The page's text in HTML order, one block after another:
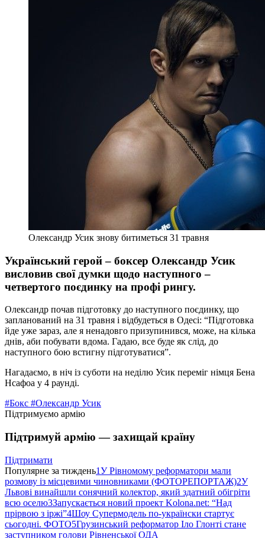
Олександр Усик знову битиметься 31 травня
Український герой – боксер Олександр Усик
висловив свої думки щодо наступного –
четвертого поєдинку на профі рингу.
Олександр почав підготовку до наступного поєдинку, що
запланований на 31 травня і відбудеться в Одесі: “Підготовка
йде уже зараз, але я ненадовго призупинився, може, на кілька
днів, аби побувати вдома. Гадаю, все буде як слід, до
наступного бою встигну підготуватися”.
Нагадаємо, в ніч із суботи на неділю Усик переміг німця Бена
Нсафоа у 4 раунді.
#Бокс #Олександр Усик
Підтримуємо армію
Підтримуй армію — захищай країну
Підтримати
Популярне за тиждень1У Рівномому реформатори мали
розмову із місцевими чиновниками (ФОТОРЕПОРТАЖ)2У
Львові винайшли сонячний колектор, який здатний обігріти
всю оселю3Запускається новий проект Kolona.net: “Над
прірвою з іржі”4Шоу Супермодель по-українски стартує
сьогодні. ФОТО5Грузинський реформатор Іло Глонті стане
заступником голови Рівненської ОДА